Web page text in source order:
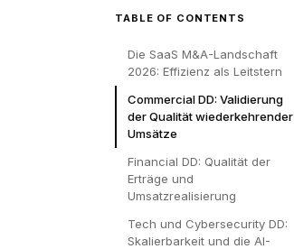
TABLE OF CONTENTS
Die SaaS M&A-Landschaft
2026: Effizienz als Leitstern
Commercial DD: Validierung
der Qualität wiederkehrender
Umsätze
Financial DD: Qualität der
Erträge und
Umsatzrealisierung
Tech und Cybersecurity DD:
Skalierbarkeit und die AI-